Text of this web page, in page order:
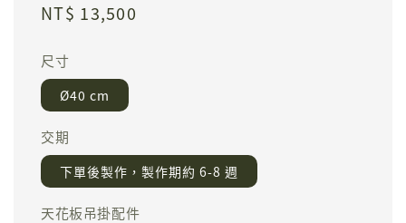
Regular
NT$ 13,500
尺寸
Ø40 cm
交期
下單後製作，製作期約 6-8 週
天花板吊掛配件